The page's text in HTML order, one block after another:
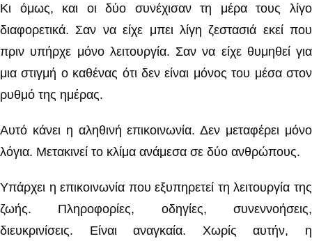
Κι όμως, και οι δύο συνέχισαν τη μέρα τους λίγο
διαφορετικά. Σαν να είχε μπει λίγη ζεστασιά εκεί που
πριν υπήρχε μόνο λειτουργία. Σαν να είχε θυμηθεί για
μια στιγμή ο καθένας ότι δεν είναι μόνος του μέσα στον
ρυθμό της ημέρας.
Αυτό κάνει η αληθινή επικοινωνία. Δεν μεταφέρει μόνο
λόγια. Μετακινεί το κλίμα ανάμεσα σε δύο ανθρώπους.
Υπάρχει η επικοινωνία που εξυπηρετεί τη λειτουργία της
ζωής. Πληροφορίες, οδηγίες, συνεννοήσεις,
διευκρινίσεις. Είναι αναγκαία. Χωρίς αυτήν, η